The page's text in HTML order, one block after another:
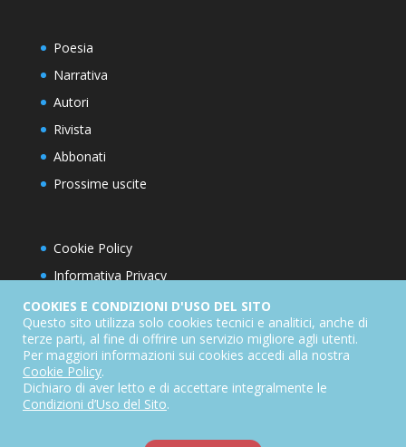
Poesia
Narrativa
Autori
Rivista
Abbonati
Prossime uscite
Cookie Policy
Informativa Privacy
Condizioni d’utilizzo del sito
Condizioni generali di abbonamento
Informativa sul diritto di recesso
Dichiarazione di accessibilità
COOKIES E CONDIZIONI D'USO DEL SITO
Questo sito utilizza solo cookies tecnici e analitici, anche di
terze parti, al fine di offrire un servizio migliore agli utenti.
Per maggiori informazioni sui cookies accedi alla nostra
Cookie Policy.
Dichiaro di aver letto e di accettare integralmente le
Condizioni d’Uso del Sito.